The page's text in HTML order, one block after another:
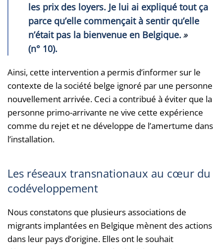
les prix des loyers. Je lui ai expliqué tout ça
parce qu’elle commençait à sentir qu’elle
n’était pas la bienvenue en Belgique.»
(n° 10).
Ainsi, cette intervention a permis d’informer sur le
contexte de la société belge ignoré par une personne
nouvellement arrivée. Ceci a contribué à éviter que la
personne primo-arrivante ne vive cette expérience
comme du rejet et ne développe de l’amertume dans
l’installation.
Les réseaux transnationaux au cœur du
codéveloppement
Nous constatons que plusieurs associations de
migrants implantées en Belgique mènent des actions
dans leur pays d’origine. Elles ont le souhait